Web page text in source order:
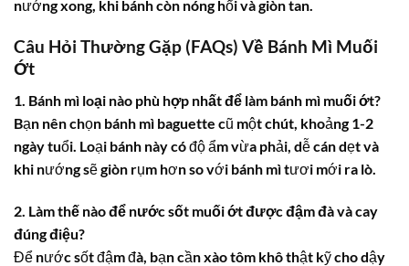
nướng xong, khi bánh còn nóng hổi và giòn tan.
Câu Hỏi Thường Gặp (FAQs) Về Bánh Mì Muối
Ớt
1. Bánh mì loại nào phù hợp nhất để làm bánh mì muối ớt?
Bạn nên chọn bánh mì baguette cũ một chút, khoảng 1-2
ngày tuổi. Loại bánh này có độ ẩm vừa phải, dễ cán dẹt và
khi nướng sẽ giòn rụm hơn so với bánh mì tươi mới ra lò.
2. Làm thế nào để nước sốt muối ớt được đậm đà và cay
đúng điệu?
Để nước sốt đậm đà, bạn cần xào tôm khô thật kỹ cho dậy